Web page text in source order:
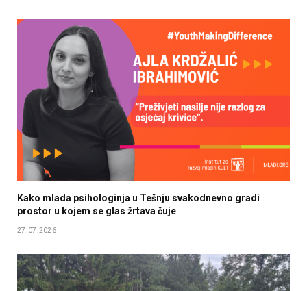
Kako mlada psihologinja u Tešnju svakodnevno gradi
prostor u kojem se glas žrtava čuje
27.07.2026